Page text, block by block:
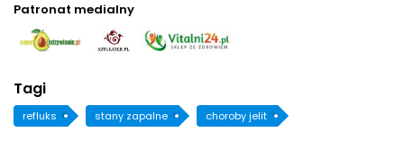
Patronat medialny
Tagi
refluks stany zapalne choroby jelit